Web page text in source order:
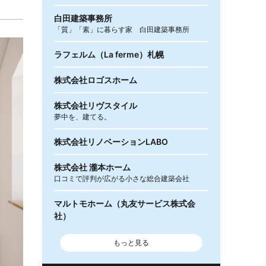
白田建築事務所
「質」「素」に暮らす家 白田建築事務所
ラフェルム（La ferme）札幌
株式会社ロゴスホーム
株式会社リヴスタイル
夢中を、建てる。
株式会社リノベーションLABO
株式会社 瀧本ホーム
口コミで評判が広がる小さな総合建築会社
マルトモホーム（丸友サービス株式会
社）
もっと見る